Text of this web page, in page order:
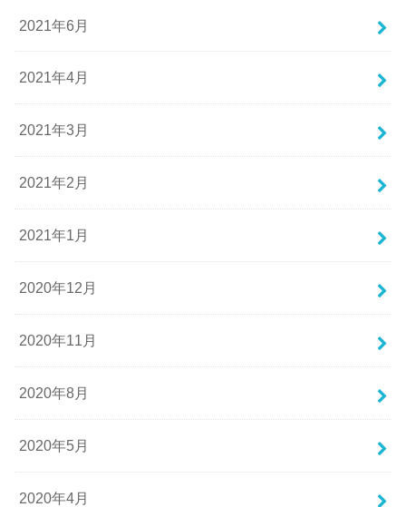
2021年6月
2021年4月
2021年3月
2021年2月
2021年1月
2020年12月
2020年11月
2020年8月
2020年5月
2020年4月